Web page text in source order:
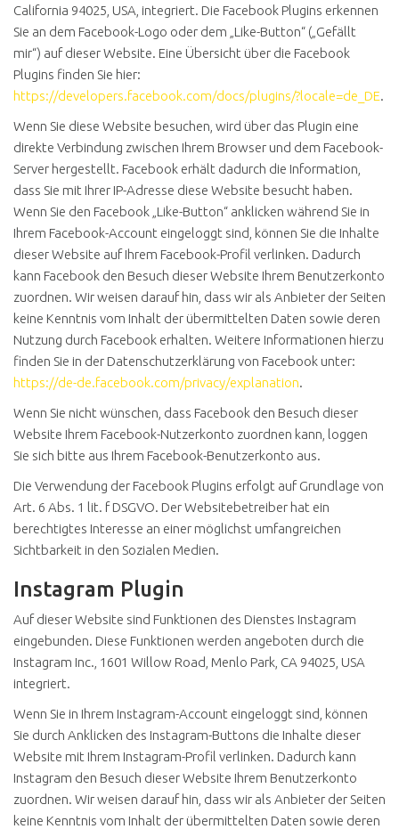
California 94025, USA, integriert. Die Facebook Plugins erkennen
Sie an dem Facebook-Logo oder dem „Like-Button“ („Gefällt
mir“) auf dieser Website. Eine Übersicht über die Facebook
Plugins finden Sie hier:
https://developers.facebook.com/docs/plugins/?locale=de_DE.
Wenn Sie diese Website besuchen, wird über das Plugin eine
direkte Verbindung zwischen Ihrem Browser und dem Facebook-
Server hergestellt. Facebook erhält dadurch die Information,
dass Sie mit Ihrer IP-Adresse diese Website besucht haben.
Wenn Sie den Facebook „Like-Button“ anklicken während Sie in
Ihrem Facebook-Account eingeloggt sind, können Sie die Inhalte
dieser Website auf Ihrem Facebook-Profil verlinken. Dadurch
kann Facebook den Besuch dieser Website Ihrem Benutzerkonto
zuordnen. Wir weisen darauf hin, dass wir als Anbieter der Seiten
keine Kenntnis vom Inhalt der übermittelten Daten sowie deren
Nutzung durch Facebook erhalten. Weitere Informationen hierzu
finden Sie in der Datenschutzerklärung von Facebook unter:
https://de-de.facebook.com/privacy/explanation.
Wenn Sie nicht wünschen, dass Facebook den Besuch dieser
Website Ihrem Facebook-Nutzerkonto zuordnen kann, loggen
Sie sich bitte aus Ihrem Facebook-Benutzerkonto aus.
Die Verwendung der Facebook Plugins erfolgt auf Grundlage von
Art. 6 Abs. 1 lit. f DSGVO. Der Websitebetreiber hat ein
berechtigtes Interesse an einer möglichst umfangreichen
Sichtbarkeit in den Sozialen Medien.
Instagram Plugin
Auf dieser Website sind Funktionen des Dienstes Instagram
eingebunden. Diese Funktionen werden angeboten durch die
Instagram Inc., 1601 Willow Road, Menlo Park, CA 94025, USA
integriert.
Wenn Sie in Ihrem Instagram-Account eingeloggt sind, können
Sie durch Anklicken des Instagram-Buttons die Inhalte dieser
Website mit Ihrem Instagram-Profil verlinken. Dadurch kann
Instagram den Besuch dieser Website Ihrem Benutzerkonto
zuordnen. Wir weisen darauf hin, dass wir als Anbieter der Seiten
keine Kenntnis vom Inhalt der übermittelten Daten sowie deren